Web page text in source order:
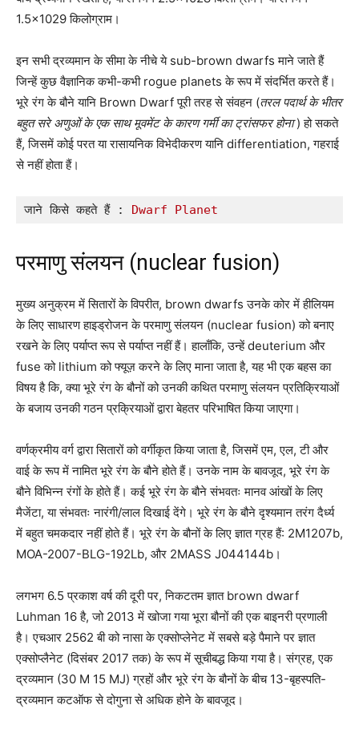
1.5×1029 किलोग्राम।
इन सभी द्रव्यमान के सीमा के नीचे ये sub-brown dwarfs माने जाते हैं
जिन्हें कुछ वैज्ञानिक कभी-कभी rogue planets के रूप में संदर्भित करते हैं।
भूरे रंग के बौने यानि Brown Dwarf पूरी तरह से संवहन (तरल पदार्थ के भीतर
बहुत सरे अणुओं के एक साथ मूवमेंट के कारण गर्मी का ट्रांसफर होना) हो सकते
हैं, जिसमें कोई परत या रासायनिक विभेदीकरण यानि differentiation, गहराई
से नहीं होता हैं।
जाने किसे कहते हैं : Dwarf Planet
परमाणु संलयन (nuclear fusion)
मुख्य अनुक्रम में सितारों के विपरीत, brown dwarfs उनके कोर में हीलियम
के लिए साधारण हाइड्रोजन के परमाणु संलयन (nuclear fusion) को बनाए
रखने के लिए पर्याप्त रूप से पर्याप्त नहीं हैं। हालाँकि, उन्हें deuterium और
fuse को lithium को फ्यूज़ करने के लिए माना जाता है, यह भी एक बहस का
विषय है कि, क्या भूरे रंग के बौनों को उनकी कथित परमाणु संलयन प्रतिक्रियाओं
के बजाय उनकी गठन प्रक्रियाओं द्वारा बेहतर परिभाषित किया जाएगा।
वर्णक्रमीय वर्ग द्वारा सितारों को वर्गीकृत किया जाता है, जिसमें एम, एल, टी और
वाई के रूप में नामित भूरे रंग के बौने होते हैं। उनके नाम के बावजूद, भूरे रंग के
बौने विभिन्न रंगों के होते हैं। कई भूरे रंग के बौने संभवतः मानव आंखों के लिए
मैजेंटा, या संभवतः नारंगी/लाल दिखाई देंगे। भूरे रंग के बौने दृश्यमान तरंग दैर्ध्य
में बहुत चमकदार नहीं होते हैं। भूरे रंग के बौनों के लिए ज्ञात ग्रह हैं: 2M1207b,
MOA-2007-BLG-192Lb, और 2MASS J044144b।
लगभग 6.5 प्रकाश वर्ष की दूरी पर, निकटतम ज्ञात brown dwarf
Luhman 16 है, जो 2013 में खोजा गया भूरा बौनों की एक बाइनरी प्रणाली
है। एचआर 2562 बी को नासा के एक्सोप्लेनेट में सबसे बड़े पैमाने पर ज्ञात
एक्सोप्लैनेट (दिसंबर 2017 तक) के रूप में सूचीबद्ध किया गया है। संग्रह, एक
द्रव्यमान (30 M 15 MJ) ग्रहों और भूरे रंग के बौनों के बीच 13-बृहस्पति-
द्रव्यमान कटऑफ से दोगुना से अधिक होने के बावजूद।